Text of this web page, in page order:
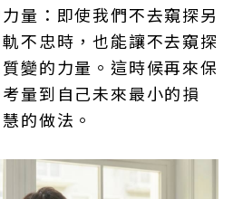
量：即使我們不去窺探另
不忠時，也能讓不去窺探
變的力量。這時候再來保
量到自己未來最小的損
的做法。